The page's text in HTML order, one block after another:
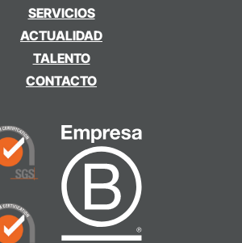
SERVICIOS
ACTUALIDAD
TALENTO
CONTACTO